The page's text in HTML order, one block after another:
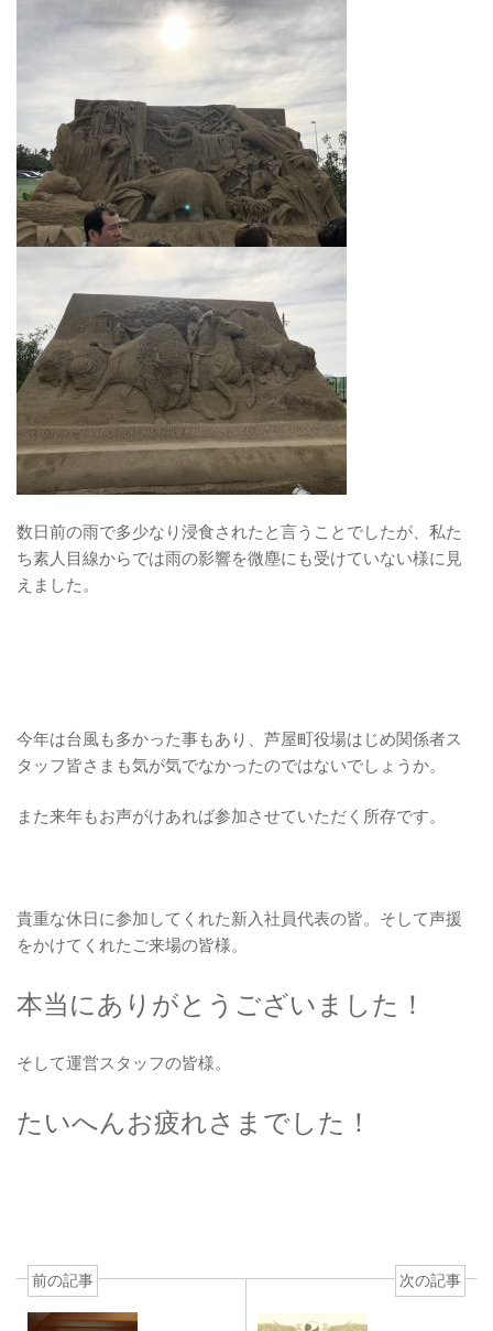
数日前の雨で多少なり浸食されたと言うことでしたが、私た
ち素人目線からでは雨の影響を微塵にも受けていない様に見
えました。
今年は台風も多かった事もあり、芦屋町役場はじめ関係者ス
タッフ皆さまも気が気でなかったのではないでしょうか。
また来年もお声がけあれば参加させていただく所存です。
貴重な休日に参加してくれた新入社員代表の皆。そして声援
をかけてくれたご来場の皆様。
本当にありがとうございました！
そして運営スタッフの皆様。
たいへんお疲れさまでした！
前の記事 次の記事